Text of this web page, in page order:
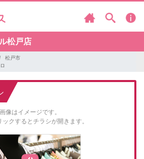
松戸店
松戸市
画像はイメージです。
クするとチラシが開きます。